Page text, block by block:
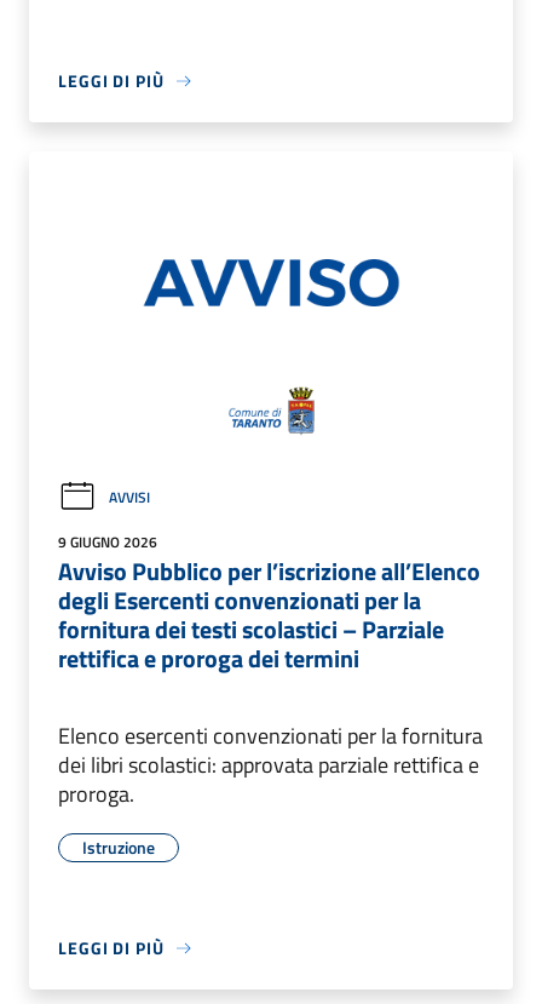
LEGGI DI PIÙ
AVVISI
9 GIUGNO 2026
Avviso Pubblico per l’iscrizione all’Elenco
degli Esercenti convenzionati per la
fornitura dei testi scolastici – Parziale
rettifica e proroga dei termini
Elenco esercenti convenzionati per la fornitura
dei libri scolastici: approvata parziale rettifica e
proroga.
Istruzione
LEGGI DI PIÙ